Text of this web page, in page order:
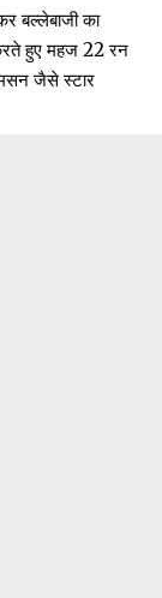
बल्लेबाजी का
हुए महज 22 रन
जैसे स्टार